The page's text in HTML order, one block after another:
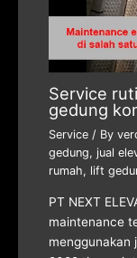
Service
gedung
Service / By
gedung, jual
rumah, lift
PT NEXT
maintenance
menggunakan